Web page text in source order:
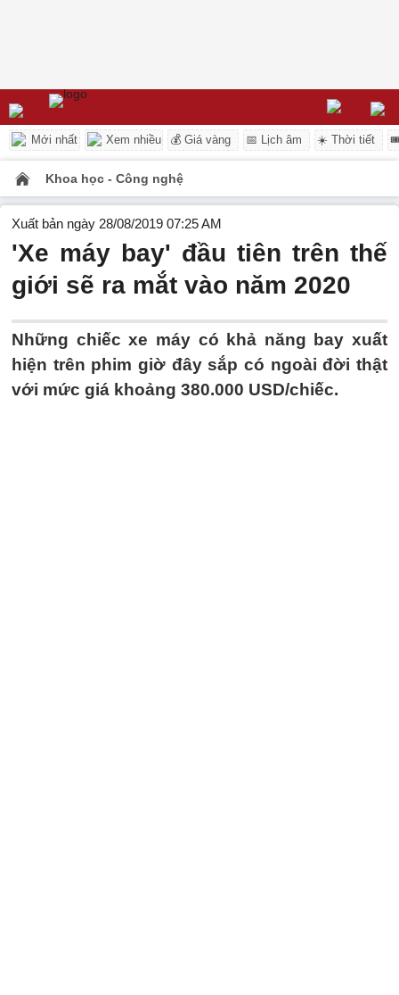
Mới nhất Xem nhiều 💰 Giá vàng 📅 Lịch âm ☀️ Thời tiết
Khoa học - Công nghệ
Xuất bản ngày 28/08/2019 07:25 AM
'Xe máy bay' đầu tiên trên thế
giới sẽ ra mắt vào năm 2020
Những chiếc xe máy có khả năng bay xuất
hiện trên phim giờ đây sắp có ngoài đời thật
với mức giá khoảng 380.000 USD/chiếc.